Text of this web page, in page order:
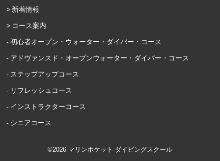
新着情報
コース案内
初心者オープン・ウォーター・ダイバー・コース
アドヴァンスド・オープンウォーター・ダイバー・コース
ステップアップコース
リフレッシュコース
インストラクターコース
シニアコース
©2026 マリンポケット ダイビングスクール